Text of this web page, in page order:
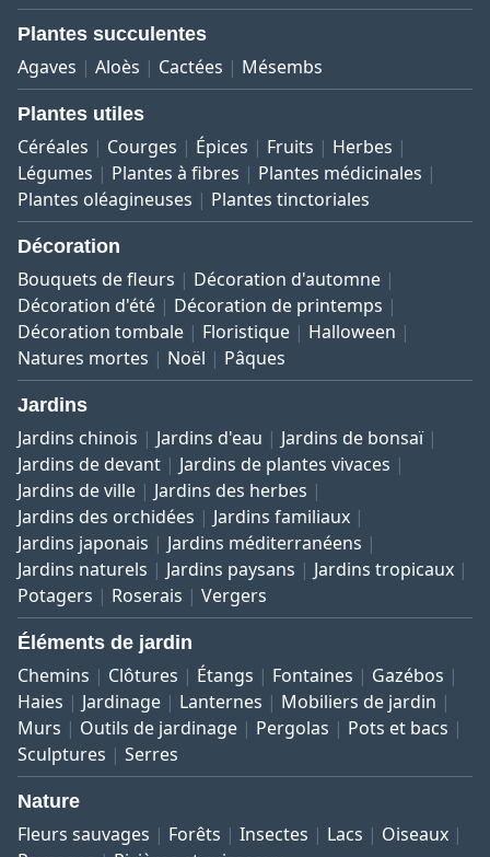
Plantes succulentes
Agaves Aloès Cactées Mésembs
Plantes utiles
Céréales Courges Épices Fruits
Herbes
Légumes
Plantes à fibres
Plantes médicinales
Plantes oléagineuses
Plantes tinctoriales
Décoration
Bouquets de fleurs
Décoration d'automne
Décoration d'été
Décoration de printemps
Décoration tombale
Floristique
Halloween
Natures mortes
Noël Pâques
Jardins
Jardins chinois Jardins d'eau
Jardins de bonsaï
Jardins de devant
Jardins de plantes vivaces
Jardins de ville
Jardins des herbes
Jardins des orchidées
Jardins familiaux
Jardins japonais
Jardins méditerranéens
Jardins naturels
Jardins paysans
Jardins tropicaux
Potagers
Roserais Vergers
Éléments de jardin
Chemins Clôtures Étangs Fontaines
Gazébos
Haies
Jardinage Lanternes
Mobiliers de jardin
Murs
Outils de jardinage Pergolas
Pots et bacs
Sculptures
Serres
Nature
Fleurs sauvages Forêts Insectes Lacs
Oiseaux